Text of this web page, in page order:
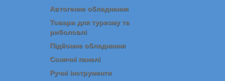
Автогенне обладнання
Товари для туризму та
риболовлі
Підйомне обладнання
Сонячні панелі
Ручні інструменти